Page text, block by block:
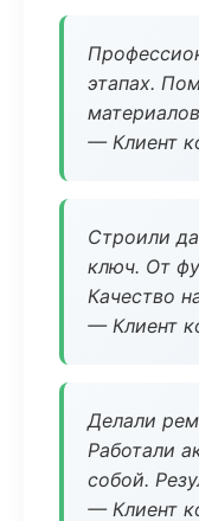
этапах.
— Клиент
Строили
ключ. От
Качество
— Клиент
Делали
Работали
собой.
— Клиент